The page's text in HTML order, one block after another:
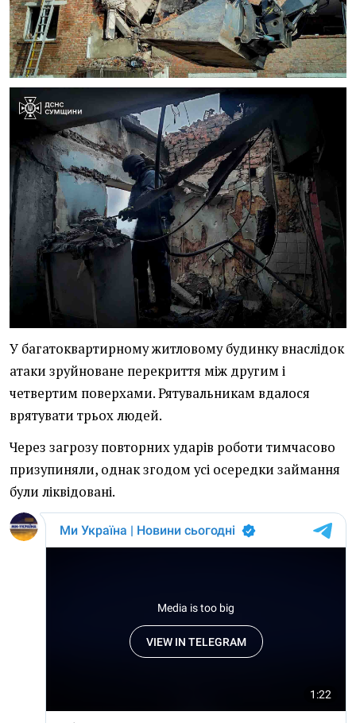
У багатоквартирному житловому будинку внаслідок
атаки зруйноване перекриття між другим і
четвертим поверхами. Рятувальникам вдалося
врятувати трьох людей.
Через загрозу повторних ударів роботи тимчасово
призупиняли, однак згодом усі осередки займання
були ліквідовані.